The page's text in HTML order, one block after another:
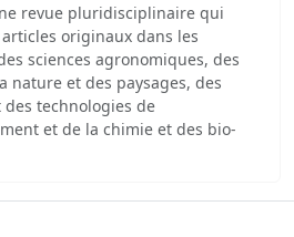
revue pluridisciplinaire qui
originaux dans les
sciences agronomiques, des
nature et des paysages, des
des technologies de
et de la chimie et des bio-